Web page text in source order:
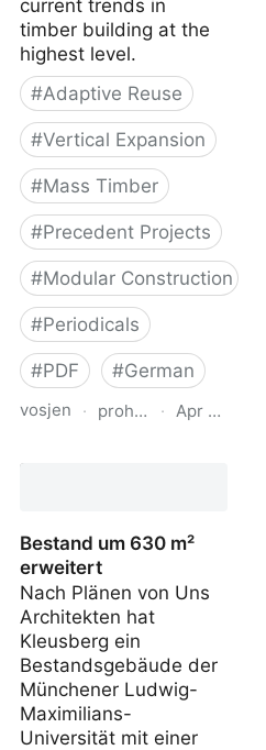
current trends in
timber building at the
highest level.
#Adaptive Reuse
#Vertical Expansion
#Mass Timber
#Precedent Projects
#Modular Construction
#Periodicals
#PDF #German
vosjen · proholz.at
· Apr 16, 2026
Bestand um 630 m²
erweitert
Nach Plänen von Uns
Architekten hat
Kleusberg ein
Bestandsgebäude der
Münchener Ludwig-
Maximilians-
Universität mit einer